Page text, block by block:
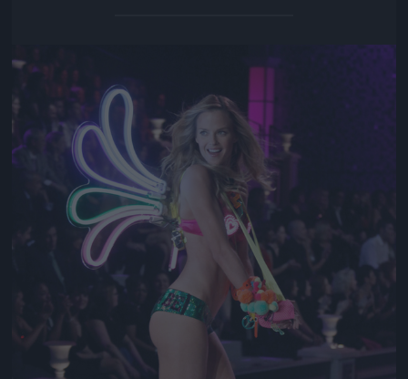
Jön még kép!